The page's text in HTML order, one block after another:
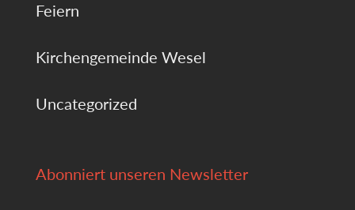
Feiern
Kirchengemeinde Wesel
Uncategorized
Abonniert unseren Newsletter